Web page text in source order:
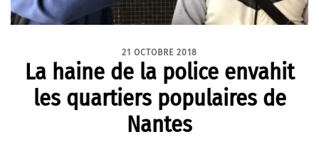
21 OCTOBRE 2018
La haine de la police envahit
les quartiers populaires de
Nantes